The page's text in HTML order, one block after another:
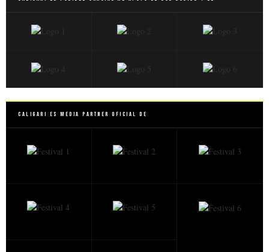
Caligari es Media Partner Oficial de